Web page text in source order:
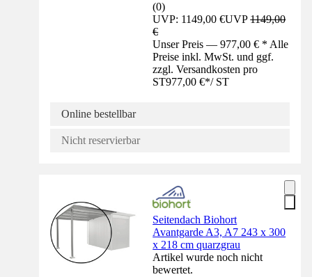
(0)
UVP: 1149,00 €UVP1149,00
€
Unser Preis — 977,00 € * Alle
Preise inkl. MwSt. und ggf.
zzgl. Versandkosten pro
ST977,00 €*/ ST
Online bestellbar
Nicht reservierbar
Seitendach Biohort
Avantgarde A3, A7 243 x 300
x 218 cm quarzgrau
Artikel wurde noch nicht
bewertet.